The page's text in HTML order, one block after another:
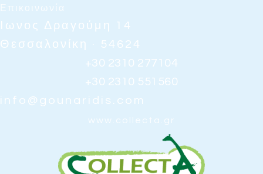
Επικοινωνία
Ιωνος Δραγούμη 14
Θεσσαλονίκη · 54624
+30 2310 277104
+30 2310 551560
info@gounaridis.com
www.collecta.gr